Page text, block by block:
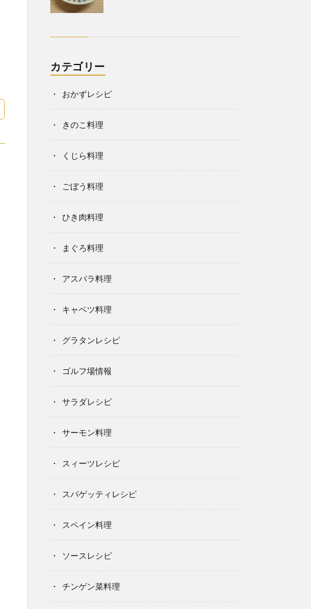
カテゴリー
おかずレシピ
きのこ料理
くじら料理
ごぼう料理
ひき肉料理
まぐろ料理
アスパラ料理
キャベツ料理
グラタンレシピ
ゴルフ場情報
サラダレシピ
サーモン料理
スィーツレシピ
スパゲッティレシピ
スペイン料理
ソースレシピ
チンゲン菜料理